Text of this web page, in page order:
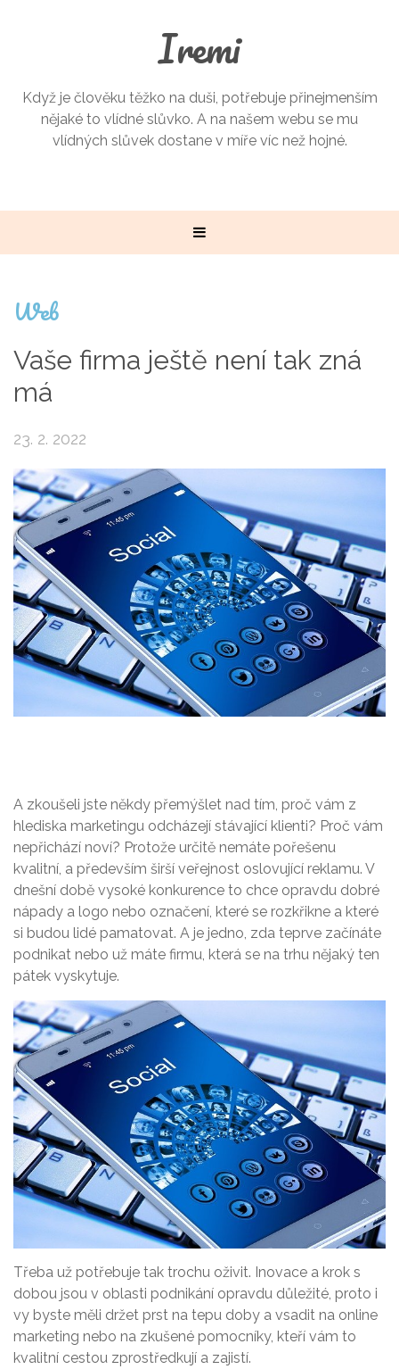
Iremi
Když je člověku těžko na duši, potřebuje přinejmenším
nějaké to vlídné slůvko. A na našem webu se mu
vlídných slůvek dostane v míře víc než hojné.
Web
Vaše firma ještě není tak zná
má
23. 2. 2022
A zkoušeli jste někdy přemýšlet nad tím, proč vám z
hlediska marketingu odcházejí stávající klienti? Proč vám
nepřichází noví? Protože určitě nemáte pořešenu
kvalitní, a především širší veřejnost oslovující reklamu. V
dnešní době vysoké konkurence to chce opravdu dobré
nápady a logo nebo označení, které se rozkřikne a které
si budou lidé pamatovat. A je jedno, zda teprve začínáte
podnikat nebo už máte firmu, která se na trhu nějaký ten
pátek vyskytuje.
Třeba už potřebuje tak trochu oživit. Inovace a krok s
dobou jsou v oblasti podnikání opravdu důležité, proto i
vy byste měli držet prst na tepu doby a vsadit na online
marketing nebo na zkušené pomocníky, kteří vám to
kvalitní cestou zprostředkují a zajistí.